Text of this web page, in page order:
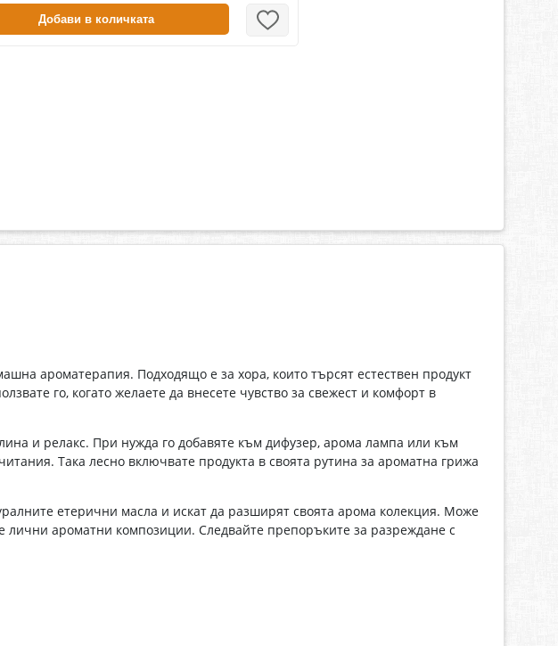
Добави в количката
ароматерапия. Подходящо е за хора, които търсят естествен продукт
го, когато желаете да внесете чувство за свежест и комфорт в
и релакс. При нужда го добавяте към дифузер, арома лампа или към
Така лесно включвате продукта в своята рутина за ароматна грижа
етерични масла и искат да разширят своята арома колекция. Може
лични ароматни композиции. Следвайте препоръките за разреждане с